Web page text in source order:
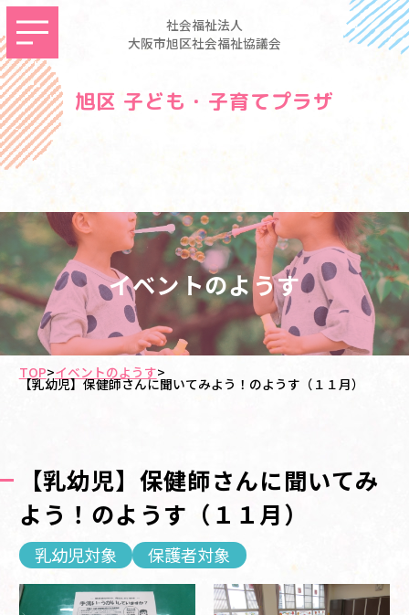
社会福祉法人
大阪市旭区社会福祉協議会
旭区 子ども・子育てプラザ
イベントのようす
TOP>イベントのようす>
【乳幼児】保健師さんに聞いてみよう！のようす（１１月）
【乳幼児】保健師さんに聞いてみ
よう！のようす（１１月）
乳幼児対象 保護者対象